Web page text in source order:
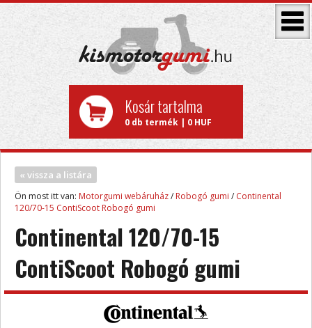
Kosár tartalma
0 db termék | 0 HUF
« vissza a listára
Ön most itt van: Motorgumi webáruház/ Robogó gumi / Continental
120/70-15 ContiScoot Robogó gumi
Continental 120/70-15
ContiScoot Robogó gumi